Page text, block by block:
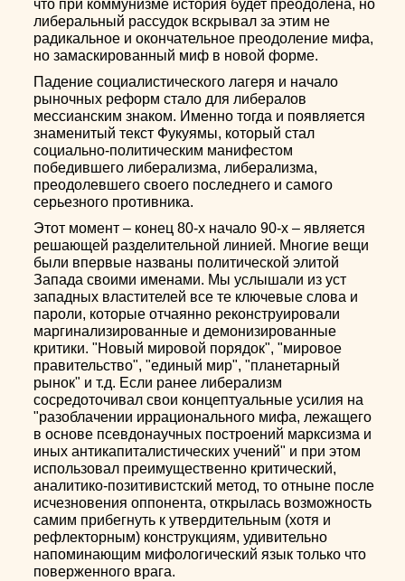
что при коммунизме история будет преодолена, но
либеральный рассудок вскрывал за этим не
радикальное и окончательное преодоление мифа,
но замаскированный миф в новой форме.
Падение социалистического лагеря и начало
рыночных реформ стало для либералов
мессианским знаком. Именно тогда и появляется
знаменитый текст Фукуямы, который стал
социально-политическим манифестом
победившего либерализма, либерализма,
преодолевшего своего последнего и самого
серьезного противника.
Этот момент – конец 80-х начало 90-х – является
решающей разделительной линией. Многие вещи
были впервые названы политической элитой
Запада своими именами. Мы услышали из уст
западных властителей все те ключевые слова и
пароли, которые отчаянно реконструировали
маргинализированные и демонизированные
критики. "Новый мировой порядок", "мировое
правительство", "единый мир", "планетарный
рынок" и т.д. Если ранее либерализм
сосредоточивал свои концептуальные усилия на
"разоблачении иррационального мифа, лежащего
в основе псевдонаучных построений марксизма и
иных антикапиталистических учений" и при этом
использовал преимущественно критический,
аналитико-позитивистский метод, то отныне после
исчезновения оппонента, открылась возможность
самим прибегнуть к утвердительным (хотя и
рефлекторным) конструкциям, удивительно
напоминающим мифологический язык только что
поверженного врага.